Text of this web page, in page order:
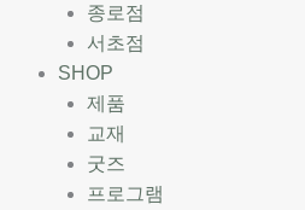
종로점
서초점
SHOP
제품
교재
굿즈
프로그램